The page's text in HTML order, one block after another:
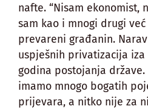
nafte. “Nisam ekonomist,
sam kao i mnogi drugi
prevareni građanin.
uspješnih privatizacija iza
godina postojanja države.
imamo mnogo bogatih
prijevara, a nitko nije za